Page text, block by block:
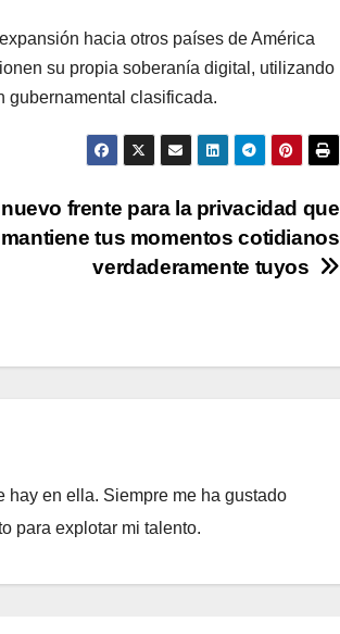
hacia otros países de América
su propia soberanía digital, utilizando
gubernamental clasificada.
frente para la privacidad que
mantiene tus momentos cotidianos
verdaderamente tuyos
en ella. Siempre me ha gustado
para explotar mi talento.